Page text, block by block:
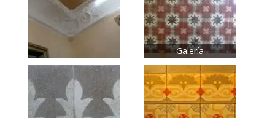
Galería